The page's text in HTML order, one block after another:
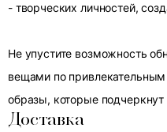
- творческих личностей,
Не упустите возможность
вещами по
образы, которые
Доставка